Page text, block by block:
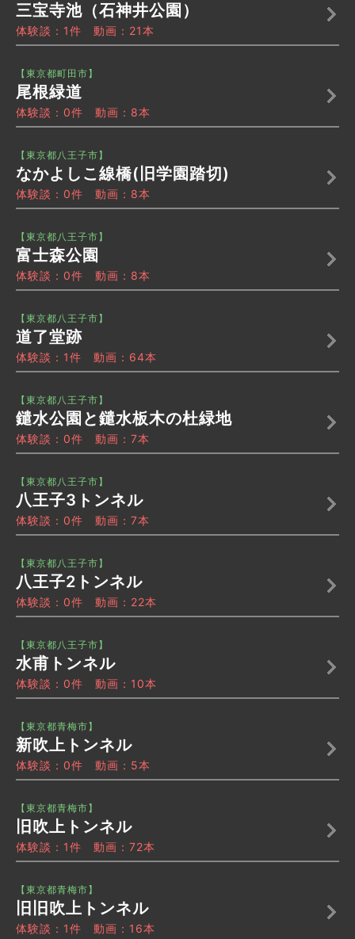
三宝寺池（石神井公園）
体験談：1件 動画：21本
【東京都町田市】
尾根緑道
体験談：0件 動画：8本
【東京都八王子市】
なかよしこ線橋(旧学園踏切)
体験談：0件 動画：8本
【東京都八王子市】
富士森公園
体験談：0件 動画：8本
【東京都八王子市】
道了堂跡
体験談：1件 動画：64本
【東京都八王子市】
鑓水公園と鑓水板木の杜緑地
体験談：0件 動画：7本
【東京都八王子市】
八王子3トンネル
体験談：0件 動画：7本
【東京都八王子市】
八王子2トンネル
体験談：0件 動画：22本
【東京都八王子市】
水甫トンネル
体験談：0件 動画：10本
【東京都青梅市】
新吹上トンネル
体験談：0件 動画：5本
【東京都青梅市】
旧吹上トンネル
体験談：1件 動画：72本
【東京都青梅市】
旧旧吹上トンネル
体験談：1件 動画：16本